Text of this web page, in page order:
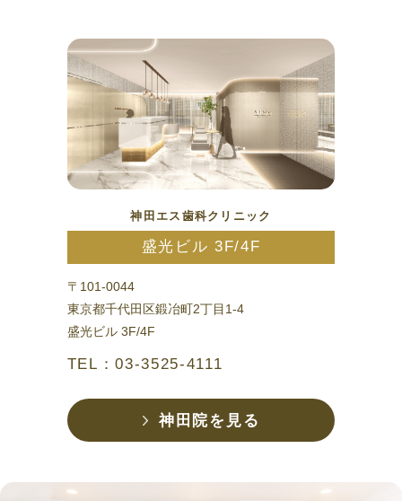
神田エス歯科クリニック
盛光ビル 3F/4F
〒101-0044
東京都千代田区鍛冶町2丁目1-4
盛光ビル 3F/4F
TEL：03-3525-4111
神田院を見る